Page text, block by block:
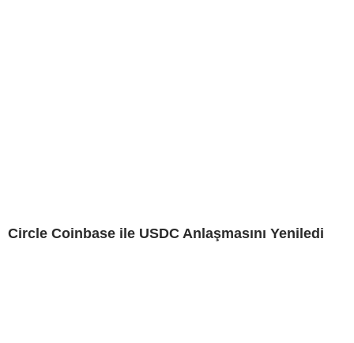
Circle Coinbase ile USDC Anlaşmasını Yeniledi